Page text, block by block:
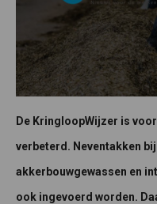
De KringloopWijzer is
verbeterd. Neventakken
akkerbouwgewassen en
ook ingevoerd worden.